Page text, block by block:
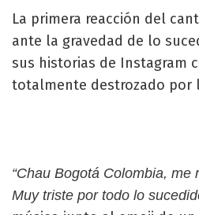
La primera reacción del
ante la gravedad de lo
sus historias de Instagram
totalmente destrozado por
“Chau Bogotá Colombia, me
Muy triste por todo lo